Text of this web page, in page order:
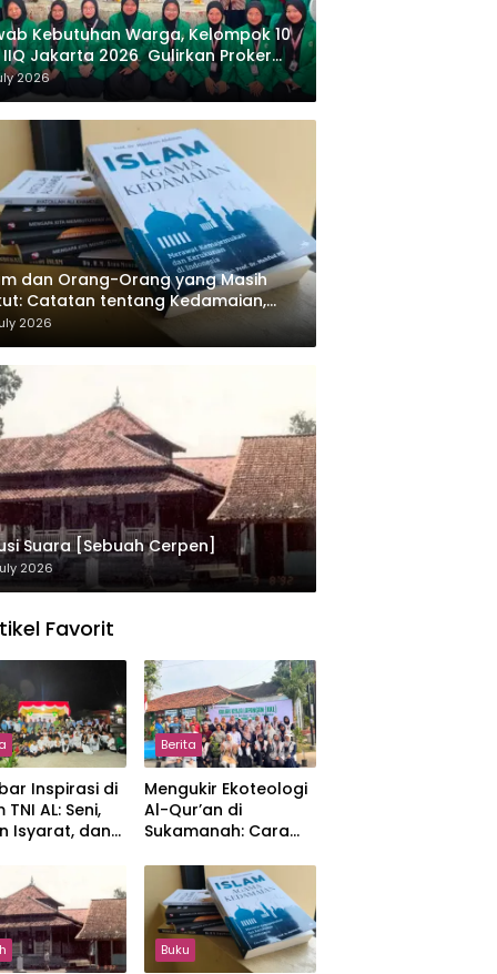
Kebutuhan Warga, Kelompok 10
IIQ Jakarta 2026 Gulirkan Proker
Al-Qur’an di Sukamanah
2026
dan Orang-Orang yang Masih
Catatan tentang Kedamaian,
dan Negara dalam
Masykuri Abdillah
2026
Suara [Sebuah Cerpen]
2026
Favorit
Inspirasi di
TNI AL: Seni,
Isyarat, dan
Berita
Mengukir Ekoteologi
Al-Qur’an di
Sukamanah: Cara
Jakarta Menjaga
Bumi Jonggol
Buku